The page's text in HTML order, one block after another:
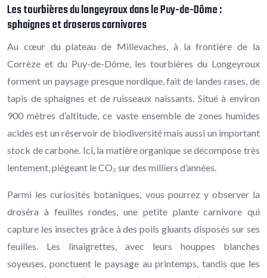
Les tourbières du longeyroux dans le Puy-de-Dôme :
sphaignes et droseras carnivores
Au cœur du plateau de Millevaches, à la frontière de la
Corrèze et du Puy-de-Dôme, les tourbières du Longeyroux
forment un paysage presque nordique, fait de landes rases, de
tapis de sphaignes et de ruisseaux naissants. Situé à environ
900 mètres d’altitude, ce vaste ensemble de zones humides
acides est un réservoir de biodiversité mais aussi un important
stock de carbone. Ici, la matière organique se décompose très
lentement, piégeant le CO₂ sur des milliers d’années.
Parmi les curiosités botaniques, vous pourrez y observer la
droséra à feuilles rondes, une petite plante carnivore qui
capture les insectes grâce à des poils gluants disposés sur ses
feuilles. Les linaigrettes, avec leurs houppes blanches
soyeuses, ponctuent le paysage au printemps, tandis que les